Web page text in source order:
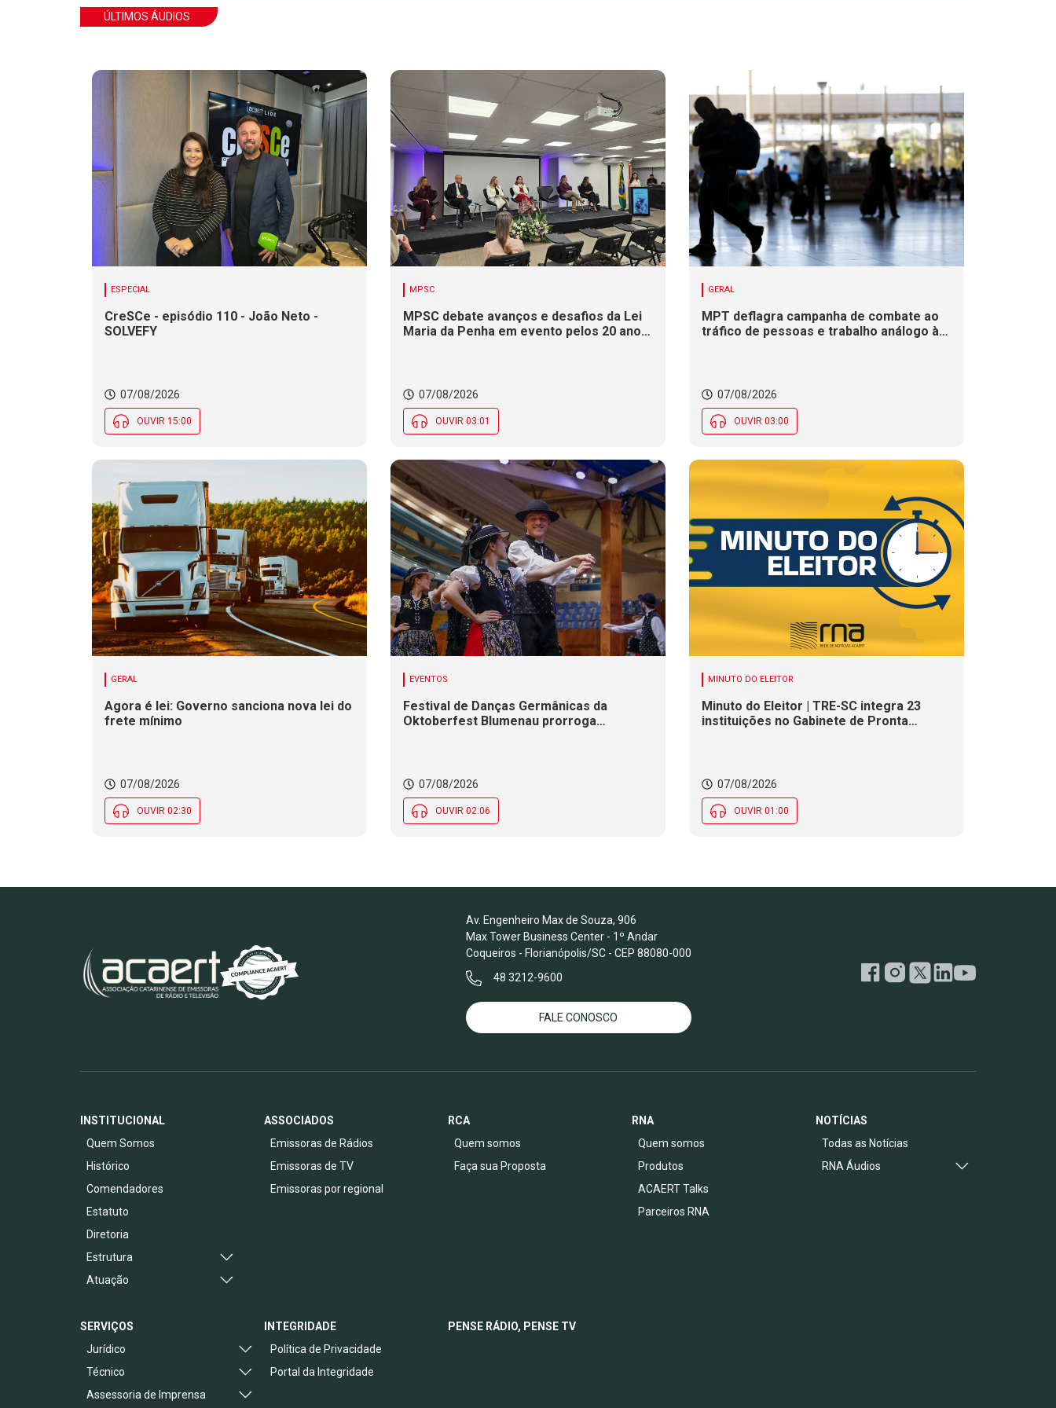
ÚLTIMOS ÁUDIOS
ESPECIAL
CreSCe - episódio 110 - João Neto -
SOLVEFY
07/08/2026
OUVIR 15:00
MPSC
MPSC debate avanços e desafios da Lei
Maria da Penha em evento pelos 20 anos
07/08/2026
OUVIR 03:01
GERAL
MPT deflagra campanha de combate ao
tráfico de pessoas e trabalho análogo à
07/08/2026
OUVIR 03:00
GERAL
Agora é lei: Governo sanciona nova lei do
frete mínimo
07/08/2026
OUVIR 02:30
EVENTOS
Festival de Danças Germânicas da
Oktoberfest Blumenau prorroga
07/08/2026
OUVIR 02:06
MINUTO DO ELEITOR
Minuto do Eleitor | TRE-SC integra 23
instituições no Gabinete de Pronta
07/08/2026
OUVIR 01:00
Av. Engenheiro Max de Souza, 906
Max Tower Business Center - 1º Andar
Coqueiros - Florianópolis/SC - CEP 88080-000
48 3212-9600
FALE CONOSCO
INSTITUCIONAL
Quem Somos
Histórico
Comendadores
Estatuto
Diretoria
Estrutura
Atuação
ASSOCIADOS
Emissoras de Rádios
Emissoras de TV
Emissoras por regional
RCA
Quem somos
Faça sua Proposta
RNA
Quem somos
Produtos
ACAERT Talks
Parceiros RNA
NOTÍCIAS
Todas as Notícias
RNA Áudios
SERVIÇOS
Jurídico
Técnico
Assessoria de Imprensa
INTEGRIDADE
Política de Privacidade
Portal da Integridade
PENSE RÁDIO, PENSE TV